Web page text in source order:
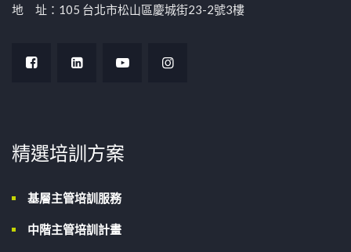
地 址：105 台北市松山區慶城街23-2號3樓
精選培訓方案
基層主管培訓服務
中階主管培訓計畫